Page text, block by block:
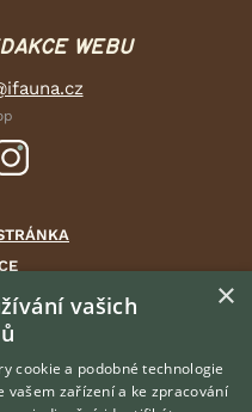
WEBU
STANICE
×
vašich
cookie a podobné technologie
vašem zařízení a ke zpracování